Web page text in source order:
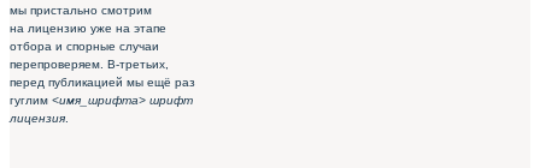
мы пристально смотрим
на лицензию уже на этапе
отбора и спорные случаи
перепроверяем. В-третьих,
перед публикацией мы ещё раз
гуглим <имя_шрифта> шрифт
лицензия